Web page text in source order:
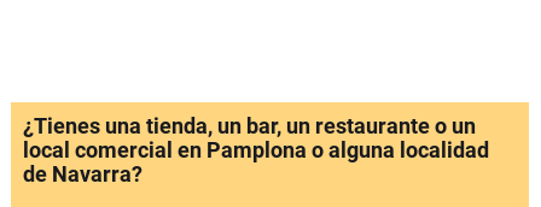
¿Tienes una tienda, un bar, un restaurante o un
local comercial en Pamplona o alguna localidad
de Navarra?